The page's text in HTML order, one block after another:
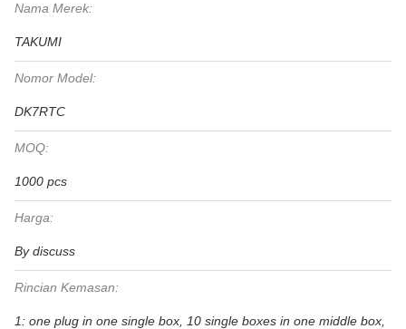
Nama Merek:
TAKUMI
Nomor Model:
DK7RTC
MOQ:
1000 pcs
Harga:
By discuss
Rincian Kemasan:
1: one plug in one single box, 10 single boxes in one middle box,